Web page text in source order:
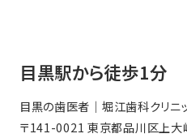
目黒駅から徒歩1分
目黒の歯医者｜堀江歯科クリニ
〒141-0021 東京都品川区上大